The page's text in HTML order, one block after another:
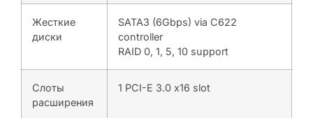
Жесткие
диски
SATA3 (6Gbps) via C622
controller
RAID 0, 1, 5, 10 support
Слоты
расширения
1 PCI-E 3.0 x16 slot